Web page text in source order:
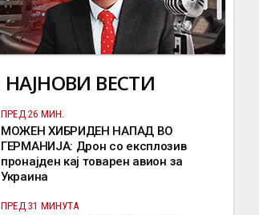
НАЈНОВИ ВЕСТИ
ПРЕД 26 МИН.
МОЖЕН ХИБРИДЕН НАПАД ВО
ГЕРМАНИЈА: Дрон со експлозив
пронајден кај товарен авион за
Украина
ПРЕД 31 МИНУТА